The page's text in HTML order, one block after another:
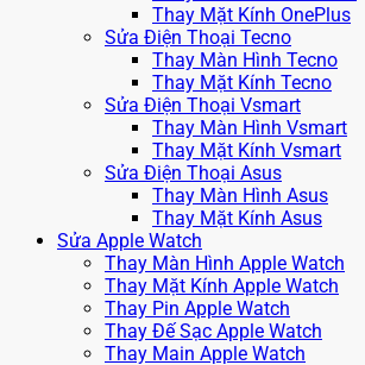
Thay Mặt Kính OnePlus
Sửa Điện Thoại Tecno
Thay Màn Hình Tecno
Thay Mặt Kính Tecno
Sửa Điện Thoại Vsmart
Thay Màn Hình Vsmart
Thay Mặt Kính Vsmart
Sửa Điện Thoại Asus
Thay Màn Hình Asus
Thay Mặt Kính Asus
Sửa Apple Watch
Thay Màn Hình Apple Watch
Thay Mặt Kính Apple Watch
Thay Pin Apple Watch
Thay Đế Sạc Apple Watch
Thay Main Apple Watch